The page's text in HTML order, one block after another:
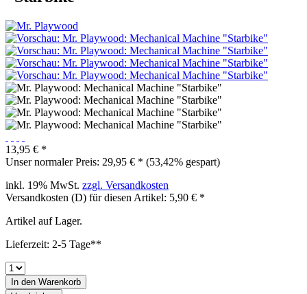
13,95 € *
Unser normaler Preis: 29,95 € * (53,42% gespart)
inkl. 19% MwSt. zzgl. Versandkosten
Versandkosten (D) für diesen Artikel: 5,90 € *
Artikel auf Lager.
Lieferzeit: 2-5 Tage**
In den Warenkorb